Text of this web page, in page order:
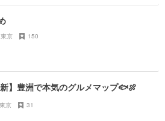
東京 150
新】豊洲で本気のグルメマップ🐟🍖
東京 31